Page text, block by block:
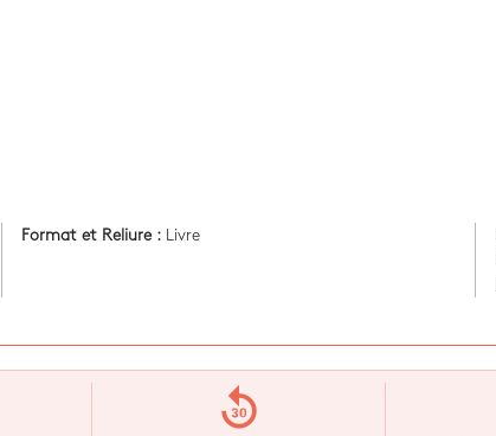
Format et Reliure : Livre
replay_30